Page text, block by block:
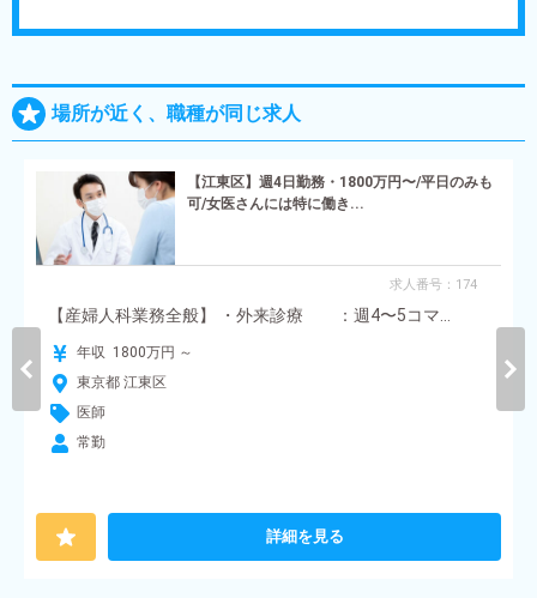
場所が近く、職種が同じ求人
【江東区】週4日勤務・1800万円〜/平日のみも
可/女医さんには特に働き...
求人番号：174
【産婦人科業務全般】 ・外来診療 ：週4〜5コマ...
年収 1800万円 ～
東京都 江東区
医師
常勤
詳細を見る